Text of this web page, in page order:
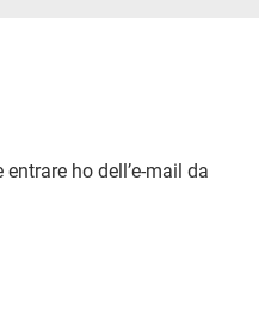
ho dell’e-mail da